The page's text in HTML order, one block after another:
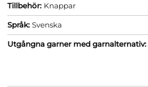
Tillbehör: Knappar
Språk: Svenska
Utgångna garner med garnalternativ: